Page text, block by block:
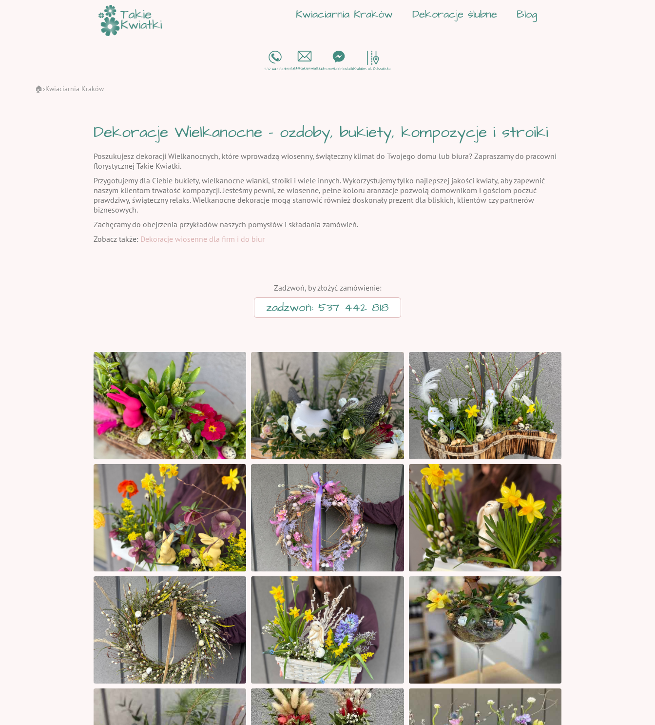
Kwiaciarnia Kraków Dekoracje ślubne Blog
🏠 ›Kwiaciarnia Kraków
Dekoracje Wielkanocne - ozdoby, bukiety, kompozycje i stroiki
Poszukujesz dekoracji Wielkanocnych, które wprowadzą wiosenny, świąteczny klimat do Twojego domu lub biura? Zapraszamy do pracowni
florystycznej Takie Kwiatki.
Przygotujemy dla Ciebie bukiety, wielkanocne wianki, stroiki i wiele innych. Wykorzystujemy tylko najlepszej jakości kwiaty, aby zapewnić
naszym klientom trwałość kompozycji. Jesteśmy pewni, że wiosenne, pełne koloru aranżacje pozwolą domownikom i gościom poczuć
prawdziwy, świąteczny relaks. Wielkanocne dekoracje mogą stanowić również doskonały prezent dla bliskich, klientów czy partnerów
biznesowych.
Zachęcamy do obejrzenia przykładów naszych pomysłów i składania zamówień.
Zobacz także: Dekoracje wiosenne dla firm i do biur
Zadzwoń, by złożyć zamówienie:
zadzwoń: 537 442 818